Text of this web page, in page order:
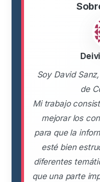
Soy David
de
Mi trabajo
mejorar los
para que la
esté bien
diferentes
que una parte